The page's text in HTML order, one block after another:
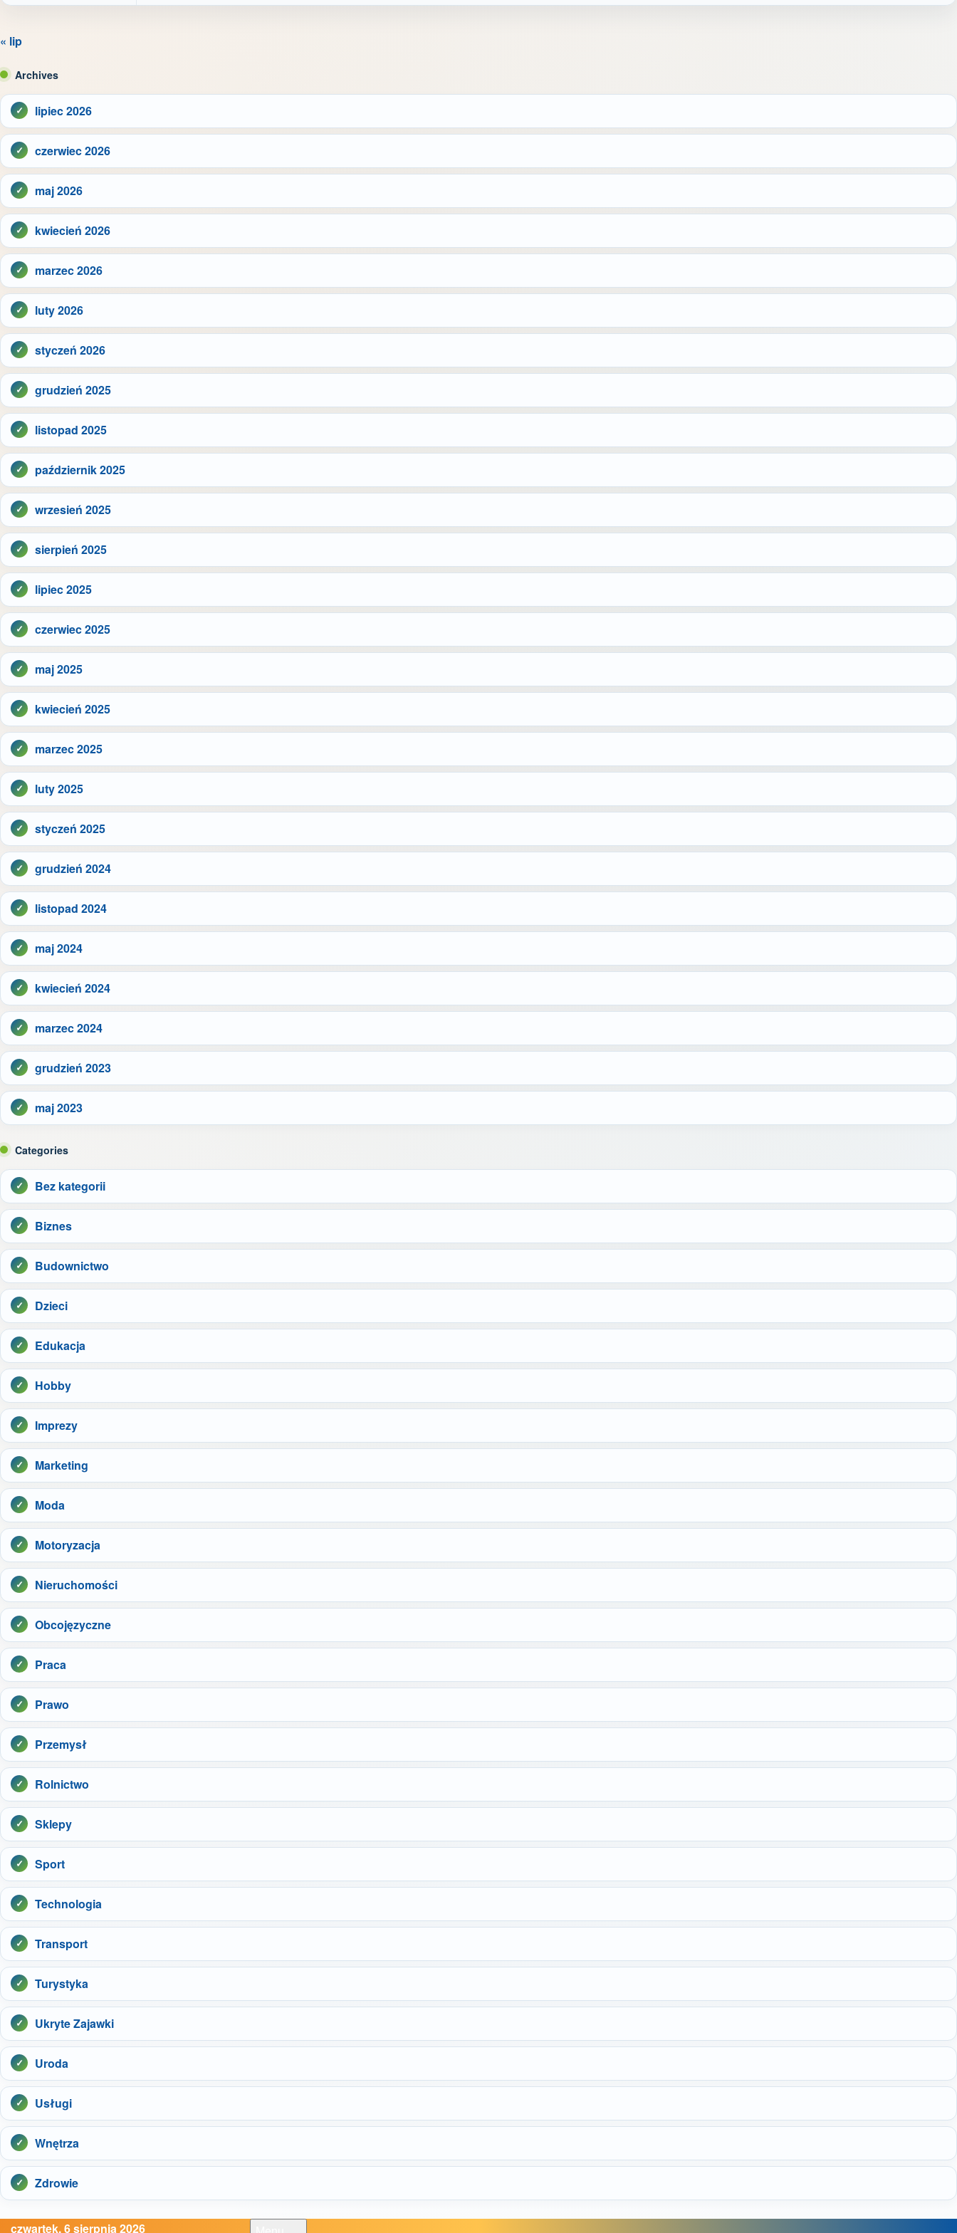
« lip
Archives
lipiec 2026
czerwiec 2026
maj 2026
kwiecień 2026
marzec 2026
luty 2026
styczeń 2026
grudzień 2025
listopad 2025
październik 2025
wrzesień 2025
sierpień 2025
lipiec 2025
czerwiec 2025
maj 2025
kwiecień 2025
marzec 2025
luty 2025
styczeń 2025
grudzień 2024
listopad 2024
maj 2024
kwiecień 2024
marzec 2024
grudzień 2023
maj 2023
Categories
Bez kategorii
Biznes
Budownictwo
Dzieci
Edukacja
Hobby
Imprezy
Marketing
Moda
Motoryzacja
Nieruchomości
Obcojęzyczne
Praca
Prawo
Przemysł
Rolnictwo
Sklepy
Sport
Technologia
Transport
Turystyka
Ukryte Zajawki
Uroda
Usługi
Wnętrza
Zdrowie
czwartek, 6 sierpnia 2026